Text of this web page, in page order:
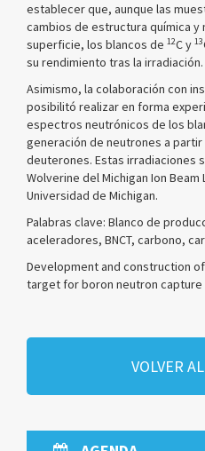
establecer que, aunque las
cambios de estructura química
superficie, los blancos de 12C y 13
su rendimiento tras la irradiación.
Asimismo, la colaboración con
posibilitó realizar en forma
espectros neutrónicos de los
generación de neutrones a partir
deuterones. Estas irradiaciones
Wolverine del Michigan Ion Beam
Universidad de Michigan.
Palabras clave: Blanco de
aceleradores, BNCT, carbono,
Development and construction
target for boron neutron
VOLVER